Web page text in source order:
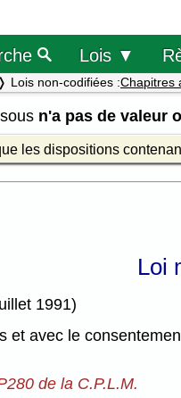
Lois ▼
Lois non-codifiées :Chapitres
n'a pas de valeur
les dispositions
Loi
1991)
et avec le
de la C.P.L.M.